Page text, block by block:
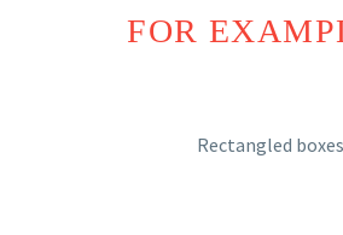
FOR
Rectangled boxes